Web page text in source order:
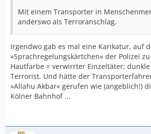
Mit einem Transporter in
anderswo als Terroranschlag.
Irgendwo gab es mal eine Karikatur, auf
»Sprachregelungskärtchen« der Polizei
Hautfarbe = verwirrter Einzeltäter;
Terrorist. Und hätte der
»Allahu Akbar« gerufen wie (angeblich!)
Kölner Bahnhof ...